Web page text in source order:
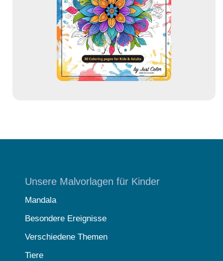
Unsere Malvorlagen für Kinder
Mandala
Besondere Ereignisse
Verschiedene Themen
Tiere